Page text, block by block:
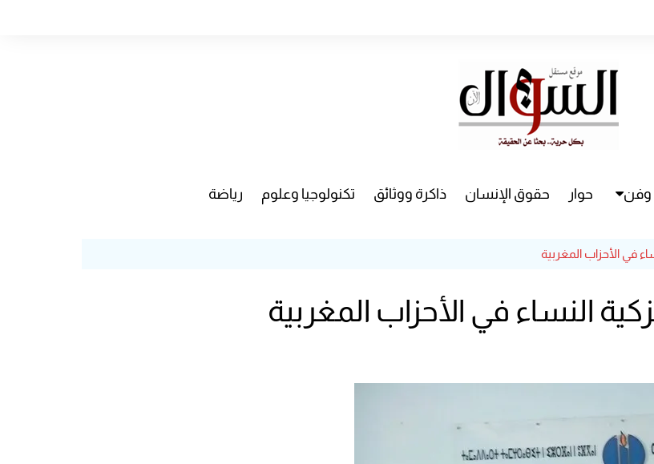
وفن حوار حقوق الإنسان ذاكرة ووثائق تكنولوجيا وعلوم رياضة
في الأحزاب المغربية
النساء في الأحزاب المغربية